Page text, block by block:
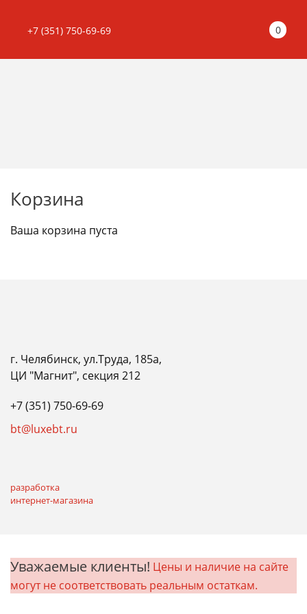
+7 (351) 750-69-69 0
Корзина
Ваша корзина пуста
г. Челябинск, ул.Труда, 185а,
ЦИ "Магнит", секция 212
+7 (351) 750-69-69
bt@luxebt.ru
разработка
интернет-магазина
Уважаемые клиенты! Цены и наличие на сайте
могут не соответствовать реальным остаткам.